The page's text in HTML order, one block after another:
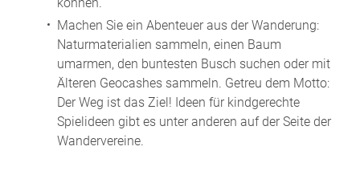
Machen Sie ein Abenteuer aus der Wanderung:
Naturmaterialien sammeln, einen Baum
umarmen, den buntesten Busch suchen oder mit
Älteren Geocashes sammeln. Getreu dem Motto:
Der Weg ist das Ziel! Ideen für kindgerechte
Spielideen gibt es unter anderen auf der Seite der
Wandervereine.